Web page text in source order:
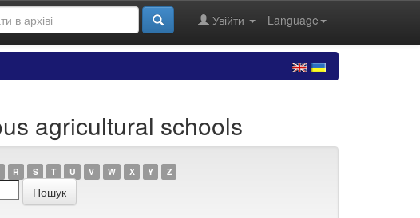
Language
Увійти
agricultural schools
R S T U V W X Y Z